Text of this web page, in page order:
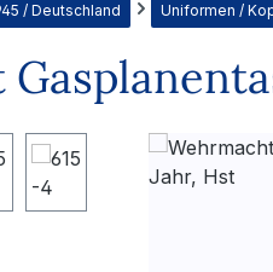
/ Deutschland Uniformen /